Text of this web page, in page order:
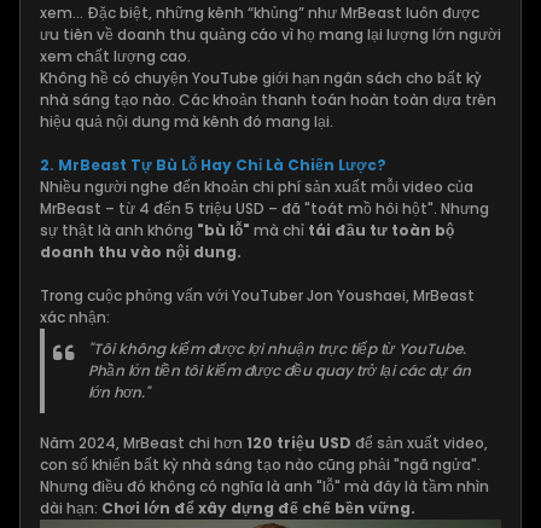
xem... Đặc biệt, những kênh “khủng” như MrBeast luôn được
ưu tiên về doanh thu quảng cáo vì họ mang lại lượng lớn người
xem chất lượng cao.
Không hề có chuyện YouTube giới hạn ngân sách cho bất kỳ
nhà sáng tạo nào. Các khoản thanh toán hoàn toàn dựa trên
hiệu quả nội dung mà kênh đó mang lại.
2. MrBeast Tự Bù Lỗ Hay Chỉ Là Chiến Lược?
Nhiều người nghe đến khoản chi phí sản xuất mỗi video của
MrBeast – từ 4 đến 5 triệu USD – đã "toát mồ hôi hột". Nhưng
sự thật là anh không "bù lỗ" mà chỉ tái đầu tư toàn bộ
doanh thu vào nội dung.
Trong cuộc phỏng vấn với YouTuber Jon Youshaei, MrBeast
xác nhận:
"Tôi không kiếm được lợi nhuận trực tiếp từ YouTube.
Phần lớn tiền tôi kiếm được đều quay trở lại các dự án
lớn hơn."
Năm 2024, MrBeast chi hơn 120 triệu USD để sản xuất video,
con số khiến bất kỳ nhà sáng tạo nào cũng phải "ngã ngửa".
Nhưng điều đó không có nghĩa là anh "lỗ" mà đây là tầm nhìn
dài hạn: Chơi lớn để xây dựng đế chế bền vững.